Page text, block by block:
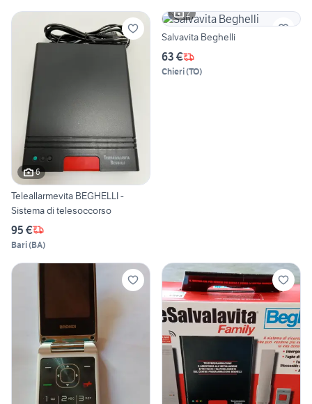
6
Teleallarmevita BEGHELLI -
Sistema di telesoccorso
95 €
Bari(BA)
2
Salvavita Beghelli
63 €
Chieri(TO)